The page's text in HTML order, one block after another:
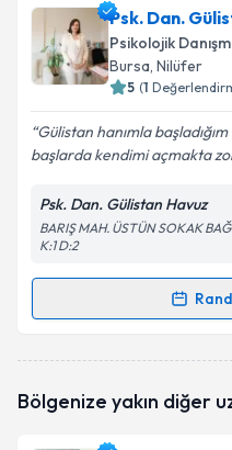
Psk. Dan. Kübra
oluşturun. Size bu
takvim
Kişisel verilerimin
Metni'ni okudum
Takvim
Psk. Dan.
Psikolojik
Bursa, Nilüfer
5 (1
Gülistan hanımla
başlarda kendimi açmakta
Psk. Dan. Gülistan Havuz
BARIŞ MAH. ÜSTÜN SOKAK
K:1 D:2
Randevu Takvimi
oluşturun. Size bu
Bölgenize yakın diğer